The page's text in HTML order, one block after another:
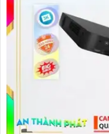
vào 8 camera HD, ghi